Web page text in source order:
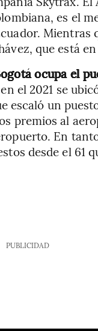
es el
Mientras
que está
ocupa el
el 2021 se
escaló un
premios al
En
desde el 61
PUBLICIDAD